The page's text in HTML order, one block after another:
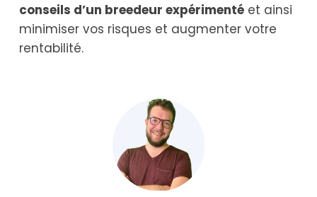
conseils d’un breedeur expérimenté et ainsi
minimiser vos risques et augmenter votre
rentabilité.